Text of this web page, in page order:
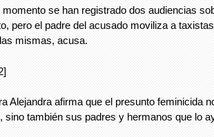
momento se han registrado dos audiencias
pero el padre del acusado moviliza a
mismas, acusa.
Alejandra afirma que el presunto feminicida
sino también sus padres y hermanos que lo